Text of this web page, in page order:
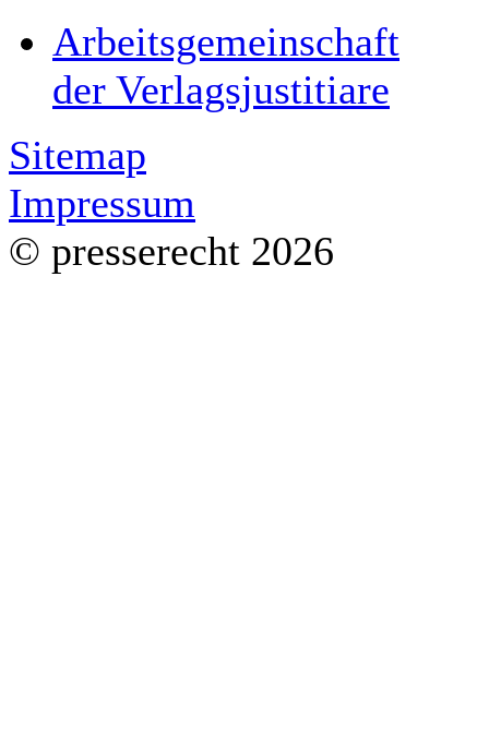
Arbeitsgemeinschaft
der Verlagsjustitiare
Sitemap
Impressum
© presserecht 2026